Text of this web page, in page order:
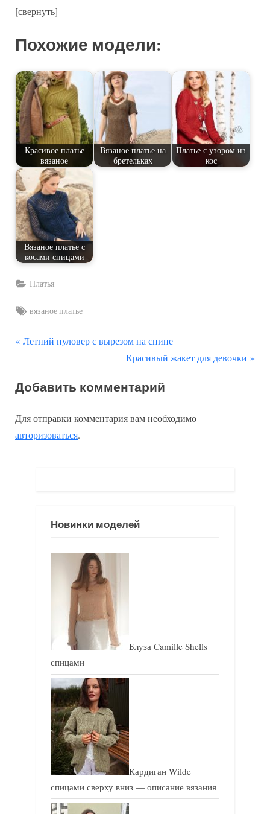
[свернуть]
Похожие модели:
Красивое платье
вязаное
Вязаное платье на
бретельках
Платье с узором из
кос
Вязаное платье с
косами спицами
Платья
Tags:
вязаное платье
Навигация
записям
П
д
д
у
Летний пуловер с вырезом на спине
С
е
у
а
Красивый жакет для девочки
Добавить комментарий
Для отправки комментария вам необходимо
авторизоваться.
Новинки моделей
Блуза Camille Shells
спицами
Кардиган Wilde
спицами сверху вниз — описание вязания